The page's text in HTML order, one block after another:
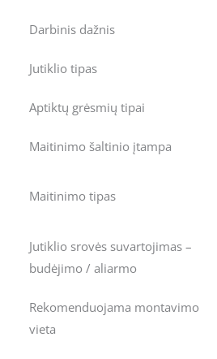
Darbinis dažnis
Jutiklio tipas
Aptiktų grėsmių tipai
Maitinimo šaltinio įtampa
Maitinimo tipas
Jutiklio srovės suvartojimas –
budėjimo / aliarmo
Rekomenduojama montavimo
vieta